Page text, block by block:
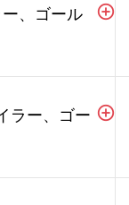
、ゴール
ラー、ゴー